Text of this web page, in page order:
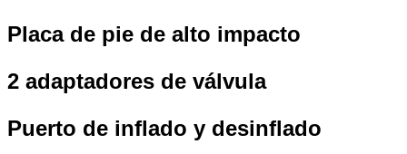
Placa de pie de alto impacto
2 adaptadores de válvula
Puerto de inflado y desinflado